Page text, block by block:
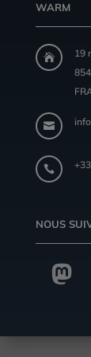
WARM

19


NOUS
